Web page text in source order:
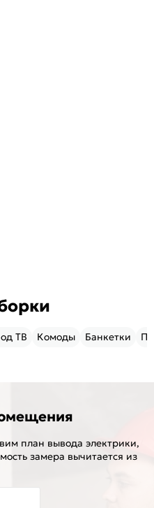
ТВ Комоды Банкетки
план вывода электрики,
замера вычитается из